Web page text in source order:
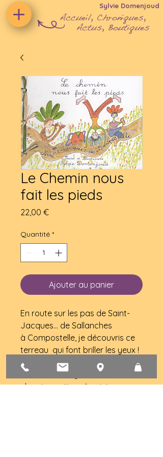
Sylvie Domenjoud
Le Chemin nous
fait les pieds
22,00 €Prix
Quantité *
Ajouter au panier
En route sur les pas de Saint-
Jacques... de Sallanches
à Compostelle, je découvris ce
terreau  qui font briller les yeux !
Après une longue marche, je me
crue arrivée ! Que nenni ! Le
chemin continue à exister par